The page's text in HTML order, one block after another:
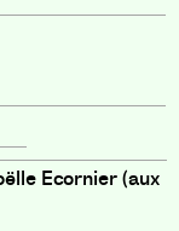
Ecornier (aux